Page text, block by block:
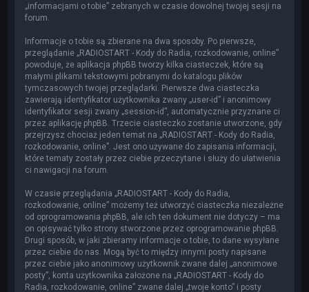
„informacjami o tobie” zebranych w czasie dowolnej twojej sesji na
forum.
Informacje o tobie są zbierane na dwa sposoby. Po pierwsze,
przeglądanie „RADIOSTART - Kody do Radia, rozkodowanie, online”
powoduje, że aplikacja phpBB tworzy kilka ciasteczek, które są
małymi plikami tekstowymi pobranymi do katalogu plików
tymczasowych twojej przeglądarki. Pierwsze dwa ciasteczka
zawierają identyfikator użytkownika zwany „user-id” i anonimowy
identyfikator sesji zwany „session-id”, automatycznie przyznane ci
przez aplikację phpBB. Trzecie ciasteczko zostanie utworzone, gdy
przejrzysz chociaż jeden temat na „RADIOSTART - Kody do Radia,
rozkodowanie, online”. Jest ono używane do zapisania informacji,
które tematy zostały przez ciebie przeczytane i służy do ułatwienia
ci nawigacji na forum.
W czasie przeglądania „RADIOSTART - Kody do Radia,
rozkodowanie, online” możemy też utworzyć ciasteczka niezależne
od oprogramowania phpBB, ale ich ten dokument nie dotyczy – ma
on opisywać tylko strony stworzone przez oprogramowanie phpBB.
Drugi sposób, w jaki zbieramy informacje o tobie, to dane wysyłane
przez ciebie do nas. Mogą być to między innymi posty napisane
przez ciebie jako anonimowy użytkownik zwane dalej „anonimowe
posty”, konta użytkownika założone na „RADIOSTART - Kody do
Radia, rozkodowanie, online” zwane dalej „twoje konto” i posty